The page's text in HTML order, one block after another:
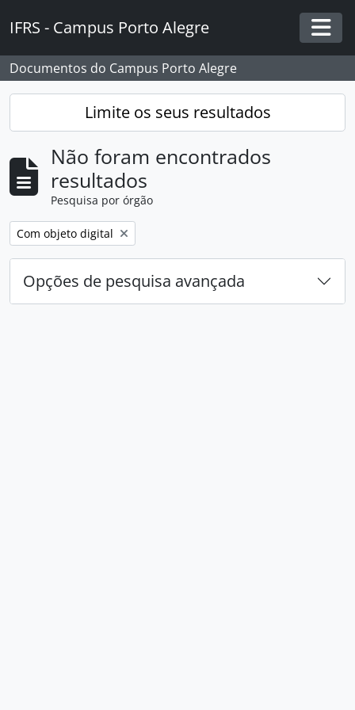
IFRS - Campus Porto Alegre
Documentos do Campus Porto Alegre
Limite os seus resultados
Não foram encontrados
resultados
Pesquisa por órgão
Remover filtro:
Com objeto digital
Opções de pesquisa avançada